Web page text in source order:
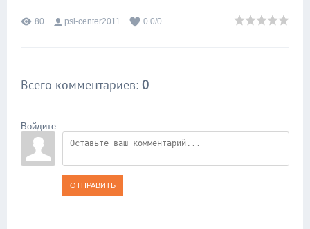
80 psi-center2011 0.0/0
Всего комментариев: 0
Войдите:
ОТПРАВИТЬ